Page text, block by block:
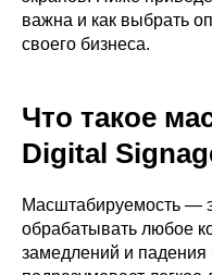
важна и как выбрать
своего бизнеса.
Что такое
Digital
Масштабируемость —
обрабатывать любое
замедлений и падения